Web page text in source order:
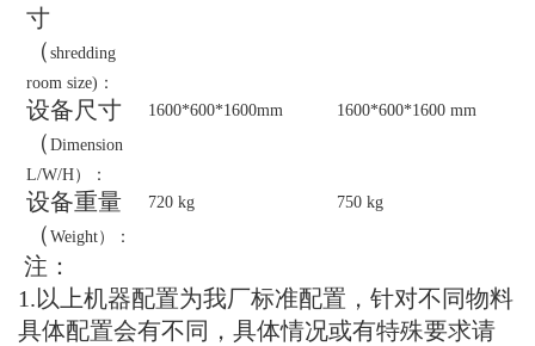
寸
（ shredding
room size) ：
设备尺寸
（ Dimension
L/W/H）：
1600*600*1600mm 1600*600*1600 mm
设备重量
（ Weight）：
720 kg 750 kg
注：
1.以上机器配置为我厂标准配置，针对不同物料
具体配置会有不同，具体情况或有特殊要求请